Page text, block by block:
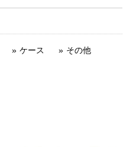
ケース その他